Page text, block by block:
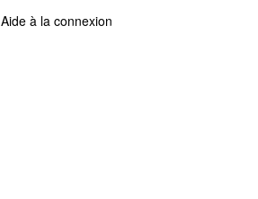
Aide à la connexion